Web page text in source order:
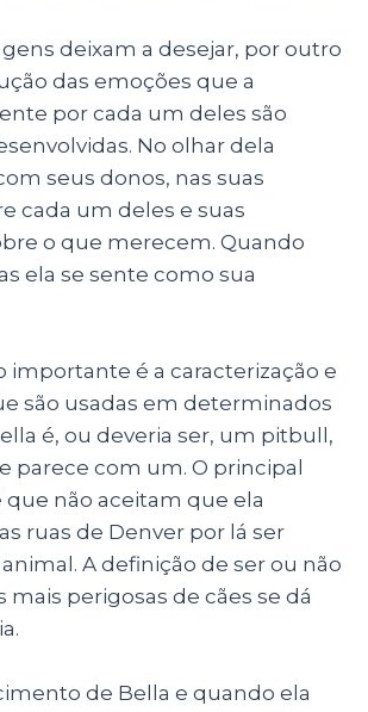
deixam a desejar, por outro
das emoções que a
por cada um deles são
No olhar dela
seus donos, nas suas
cada um deles e suas
o que merecem. Quando
ela se sente como sua
importante é a caracterização e
são usadas em determinados
é, ou deveria ser, um pitbull,
parece com um. O principal
não aceitam que ela
ruas de Denver por lá ser
A definição de ser ou não
mais perigosas de cães se dá
de Bella e quando ela